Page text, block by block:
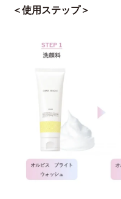
＜使用ステップ＞